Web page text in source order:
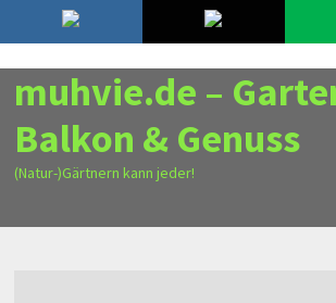
zum
Inhalt
8. August 2026
muhvie.de –
Balkon & Genuss
(Natur-)Gärtnern kann jeder!